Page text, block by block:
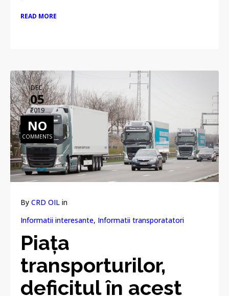
READ MORE
DEC.
05
2019
NO
COMMENTS
By CRD OIL in
Informatii interesante, Informatii transporatatori
Piaţa
transporturilor,
deficitul în acest